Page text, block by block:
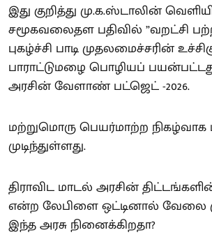
இது குறித்து மு.க.ஸ்டாலின்
சமூகவலைதள பதிவில் ”வறட்சி
புகழ்ச்சி பாடி முதலமைச்சரின்
பாராட்டுமழை பொழியப்
அரசின் வேளாண் பட்ஜெட் -2026.
மற்றுமொரு பெயர்மாற்ற நிகழ்வாக
முடிந்துள்ளது.
திராவிட மாடல் அரசின்
என்ற லேபிளை ஒட்டினால் வேலை
இந்த அரசு நினைக்கிறதா?